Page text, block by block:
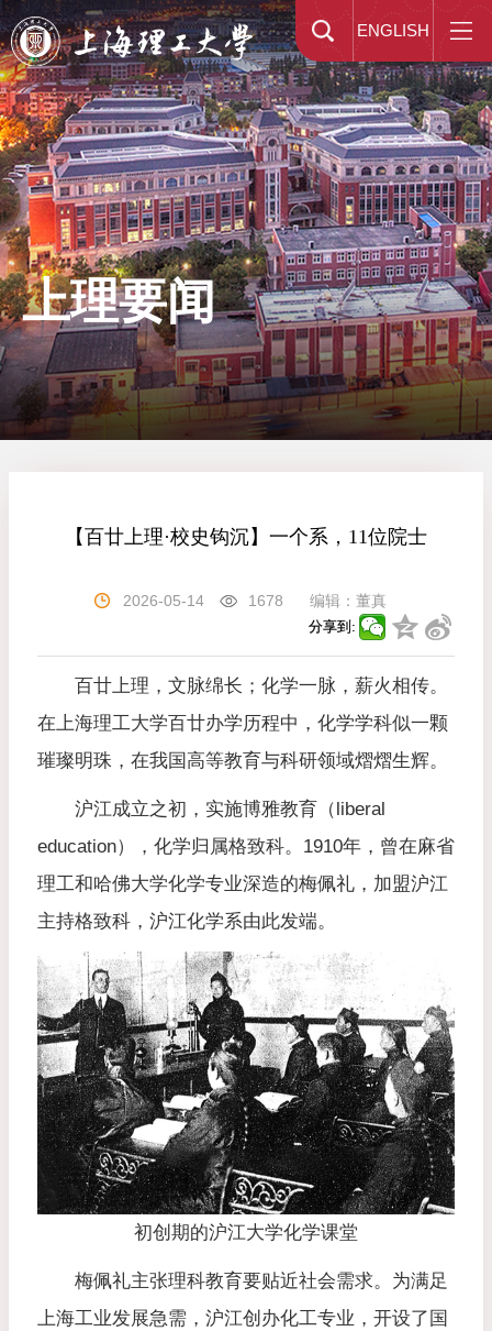
ENGLISH
上理要闻
【百廿上理·校史钩沉】一个系，11位院士
2026-05-14 1678 编辑： 董真
分享到:
百廿上理，文脉绵长；化学一脉，薪火相传。
在上海理工大学百廿办学历程中，化学学科似一颗
璀璨明珠，在我国高等教育与科研领域熠熠生辉。
沪江成立之初，实施博雅教育（liberal
education），化学归属格致科。1910年，曾在麻省
理工和哈佛大学化学专业深造的梅佩礼，加盟沪江
主持格致科，沪江化学系由此发端。
初创期的沪江大学化学课堂
梅佩礼主张理科教育要贴近社会需求。为满足
上海工业发展急需，沪江创办化工专业，开设了国